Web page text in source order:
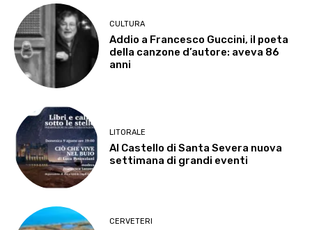
CULTURA
Addio a Francesco Guccini, il poeta
della canzone d’autore: aveva 86
anni
LITORALE
Al Castello di Santa Severa nuova
settimana di grandi eventi
CERVETERI